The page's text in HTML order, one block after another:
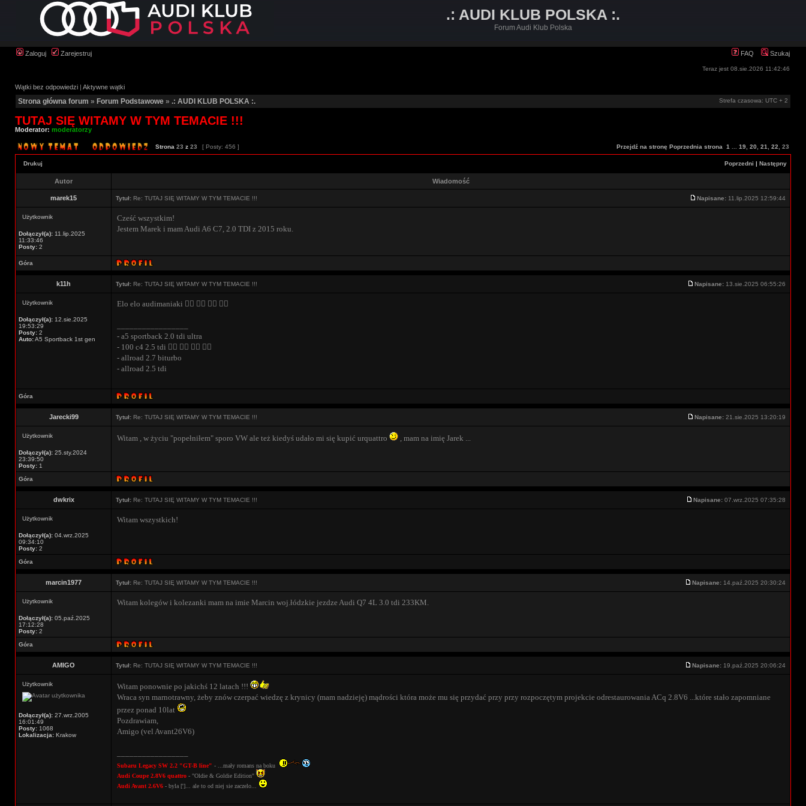
.: AUDI KLUB POLSKA :.
Forum Audi Klub Polska
Zaloguj Zarejestruj FAQ Szukaj
Teraz jest 08.sie.2026 11:42:46
Wątki bez odpowiedzi | Aktywne wątki
Strona główna forum » Forum Podstawowe » .: AUDI KLUB POLSKA :. Strefa czasowa: UTC + 2
TUTAJ SIĘ WITAMY W TYM TEMACIE !!!
Moderator: moderatorzy
Strona 23 z 23 [ Posty: 456 ] Przejdź na stronę Poprzednia strona 1 19 20 21 22 23
Drukuj Poprzedni | Następny
Autor Wiadomość
marek15 Tytuł: Re: TUTAJ SIĘ WITAMY W TYM TEMACIE !!! Napisane: 11.lip.2025 12:59:44
Użytkownik
Dołączył(a): 11.lip.2025
11:33:46
Posty: 2
Cześć wszystkim!
Jestem Marek i mam Audi A6 C7, 2.0 TDI z 2015 roku.
Góra
k11h Tytuł: Re: TUTAJ SIĘ WITAMY W TYM TEMACIE !!! Napisane: 13.sie.2025 06:55:26
Użytkownik
Dołączył(a): 12.sie.2025
19:53:29
Posty: 2
Auto:A5 Sportback 1st gen
Elo elo audimaniaki ⠀⃝ ⠀⃝ ⠀⃝ ⠀⃝ㅤ
- a5 sportback 2.0 tdi ultra
- 100 c4 2.5 tdi ⠀⃝ ⠀⃝ ⠀⃝ ⠀⃝ㅤ
- allroad 2.7 biturbo
- allroad 2.5 tdi
Góra
Jarecki99 Tytuł: Re: TUTAJ SIĘ WITAMY W TYM TEMACIE !!! Napisane: 21.sie.2025 13:20:19
Użytkownik
Dołączył(a): 25.sty.2024
23:39:50
Posty: 1
Witam , w życiu "popełniłem" sporo VW ale też kiedyś udało mi się kupić urquattro , mam na imię Jarek ...
Góra
dwkrix Tytuł: Re: TUTAJ SIĘ WITAMY W TYM TEMACIE !!! Napisane: 07.wrz.2025 07:35:28
Użytkownik
Dołączył(a): 04.wrz.2025
09:34:10
Posty: 2
Witam wszystkich!
Góra
marcin1977 Tytuł: Re: TUTAJ SIĘ WITAMY W TYM TEMACIE !!! Napisane: 14.paź.2025 20:30:24
Użytkownik
Dołączył(a): 05.paź.2025
17:12:28
Posty: 2
Witam kolegów i kolezanki mam na imie Marcin woj.łódzkie jezdze Audi Q7 4L 3.0 tdi 233KM.
Góra
AMIGO Tytuł: Re: TUTAJ SIĘ WITAMY W TYM TEMACIE !!! Napisane: 19.paź.2025 20:06:24
Użytkownik
Dołączył(a): 27.wrz.2005
16:01:49
Posty: 1068
Lokalizacja: Krakow
Witam ponownie po jakichś 12 latach !!!
Wraca syn marnotrawny, żeby znów czerpać wiedzę z krynicy (mam nadzieję) mądrości która może mu się przydać przy przy rozpoczętym projekcie odrestaurowania ACq 2.8V6 ...które stało zapomniane
przez ponad 10lat
Pozdrawiam,
Amigo (vel Avant26V6)
Subaru Legacy SW 2.2 "GT-B line" - ...mały romans na boku
Audi Coupe 2.8V6 quattro - "Oldie & Goldie Edition"
Audi Avant 2.6V6 - byla [']... ale to od niej sie zaczelo...